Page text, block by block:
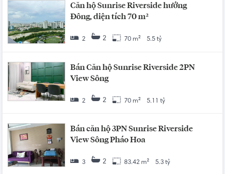
Căn hộ Sunrise Riverside hướng
Đông, diện tích 70 m²
2 2 70 m² 5.5 tỷ
Bán Căn hộ Sunrise Riverside 2PN
View Sông
2 2 70 m² 5.11 tỷ
Bán căn hộ 3PN Sunrise Riverside
View Sông Pháo Hoa
3 2 83.42 m² 5.3 tỷ